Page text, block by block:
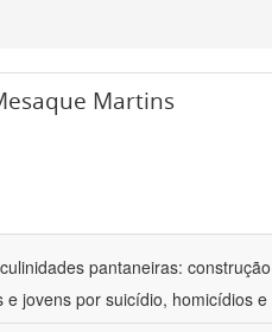
Martins
pantaneiras:
jovens por suicídio, homicídios